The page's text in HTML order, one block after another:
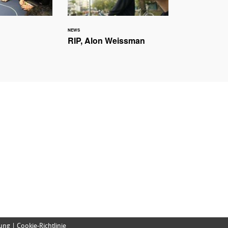
NEWS
RIP, Alon Weissman
| Cookie-Richtlinie